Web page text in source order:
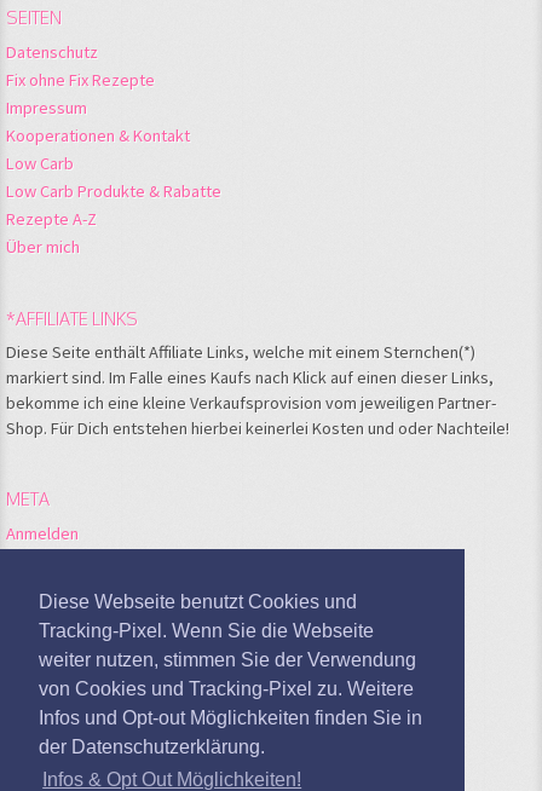
Diese Webseite benutzt Cookies und
Tracking-Pixel. Wenn Sie die Webseite
weiter nutzen, stimmen Sie der Verwendung
von Cookies und Tracking-Pixel zu. Weitere
Infos und Opt-out Möglichkeiten finden Sie in
der Datenschutzerklärung.
Infos & Opt Out Möglichkeiten!
SEITEN
Datenschutz
Fix ohne Fix Rezepte
Impressum
Kooperationen & Kontakt
Low Carb
Low Carb Produkte & Rabatte
Rezepte A-Z
Über mich
*AFFILIATE LINKS
Diese Seite enthält Affiliate Links, welche mit einem Sternchen(*)
markiert sind. Im Falle eines Kaufs nach Klick auf einen dieser Links,
bekomme ich eine kleine Verkaufsprovision vom jeweiligen Partner-
Shop. Für Dich entstehen hierbei keinerlei Kosten und oder Nachteile!
META
Anmelden
Kommentare-Feed
Google Analytics deaktivieren